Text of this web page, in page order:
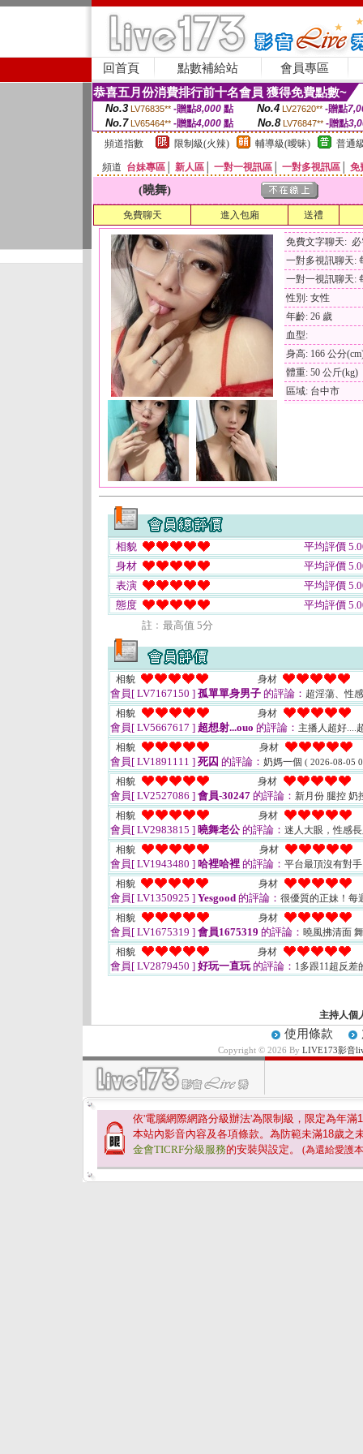
回首頁 點數補給站 會員專區
恭喜五月份消費排行前十名會員 獲得免費點數~
No.3 LV76835** -贈點8,000點 No.4 LV27620** -贈點
No.7 LV65464** -贈點4,000 點 No.8 LV76847** -贈點
頻道指數
限制級(火辣) 輔導級(曖昧) 普通
頻道 台妹專區 新人區 一對一視訊區 一對多視訊區 免
(曉舞)
免費聊天 進入包廂 送禮
免費文字聊天:
一對多視訊聊天:
一對一視訊聊天:
性別: 女性
年齡: 26 歲
血型:
身高: 166 公分
體重: 50 公斤(kg)
區域: 台中市
相貌
平均評價
身材
平均評價
表演
平均評價
態度
平均評價
註﹕最高值 5分
相貌 身材
會員[ LV7167150 ] 孤單單身男子 的評論： 超淫蕩、性
相貌
身材
會員[ LV5667617 ] 超想射...ouo 的評論： 主播人超好....
相貌
身材
會員[ LV1891111 ] 死囚 的評論： 奶媽一個 ( 2026-08-05
相貌 身材
會員[ LV2527086 ] 會員-30247 的評論： 新月份 腿控 奶
相貌
身材
會員[ LV2983815 ] 曉舞老公 的評論： 迷人大眼，性感
相貌
身材
會員[ LV1943480 ] 哈裡哈裡 的評論： 平台最頂沒有對
相貌
身材
會員[ LV1350925 ] Yesgood 的評論： 很優質的正妹！每
相貌
身材
會員[ LV1675319 ] 會員1675319 的評論： 曉風拂清面
相貌
身材
會員[ LV2879450 ] 好玩一直玩的評論： 1多跟11超反差
主持人個
使用條款
Copyright © 2026 By LIVE173影音
依'電腦網際網路分級辦法'為限制級，限定為年滿
本站內影音內容及各項條款。為防範未滿18歲之
金會TICRF分級服務的安裝與設定。 (為還給愛護